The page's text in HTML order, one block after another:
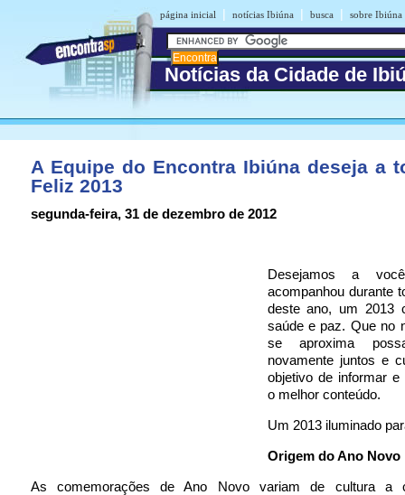
página inicial | notícias Ibiúna | busca | sobre Ibiúna
Notícias da Cidade de
A Equipe do Encontra Ibiúna deseja a
Feliz 2013
segunda-feira, 31 de dezembro de 2012
Desejamos a
acompanhou durante
deste ano, um 2013
saúde e paz. Que no
se aproxima
novamente juntos e
objetivo de informar e
o melhor conteúdo.
Um 2013 iluminado
Origem do Ano Novo
As comemorações de Ano Novo variam de cultura a